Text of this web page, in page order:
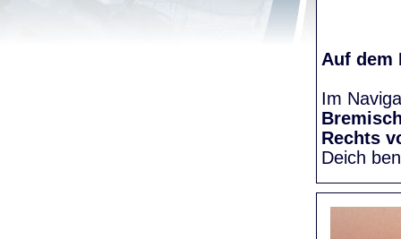
Auf dem
Im
Rechts
Deich